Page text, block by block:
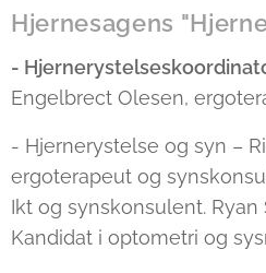
Hjernesagens
-
Engelbrect Olesen,
- Hjernerystelse og syn –
ergoterapeut og
Ikt og synskonsulent. Ryan
Kandidat i optometri og